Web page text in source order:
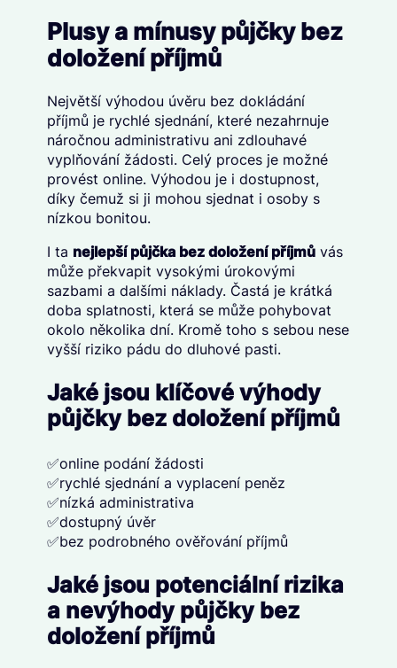
Plusy a mínusy půjčky bez
doložení příjmů
Největší výhodou úvěru bez dokládání
příjmů je rychlé sjednání, které nezahrnuje
náročnou administrativu ani zdlouhavé
vyplňování žádosti. Celý proces je možné
provést online. Výhodou je i dostupnost,
díky čemuž si ji mohou sjednat i osoby s
nízkou bonitou.
I ta nejlepší půjčka bez doložení příjmůvás
může překvapit vysokými úrokovými
sazbami a dalšími náklady. Častá je krátká
doba splatnosti, která se může pohybovat
okolo několika dní. Kromě toho s sebou nese
vyšší riziko pádu do dluhové pasti.
Jaké jsou klíčové výhody
půjčky bez doložení příjmů
✅online podání žádosti
✅rychlé sjednání a vyplacení peněz
✅nízká administrativa
✅dostupný úvěr
✅bez podrobného ověřování příjmů
Jaké jsou potenciální rizika
a nevýhody půjčky bez
doložení příjmů